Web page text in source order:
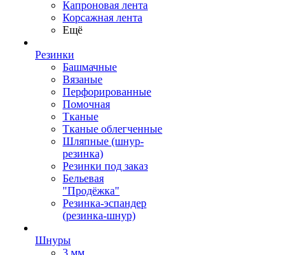
Капроновая лента
Корсажная лента
Ещё
Резинки
Башмачные
Вязаные
Перфорированные
Помочная
Тканые
Тканые облегченные
Шляпные (шнур-
резинка)
Резинки под заказ
Бельевая
"Продёжка"
Резинка-эспандер
(резинка-шнур)
Шнуры
3 мм